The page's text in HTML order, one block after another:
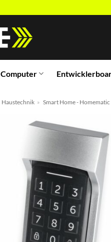
Computer
Haustechnik » Smart Home - Homematic